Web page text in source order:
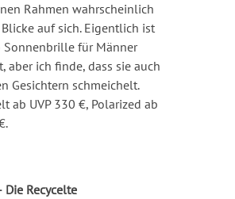
Rahmen wahrscheinlich
auf sich. Eigentlich ist
Sonnenbrille für Männer
aber ich finde, dass sie auch
Gesichtern schmeichelt.
ab UVP 330 €, Polarized ab
Die Recycelte